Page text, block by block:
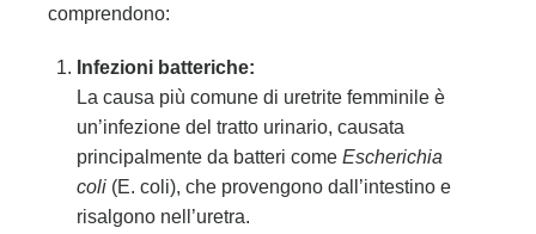
comprendono:
Infezioni batteriche:
La causa più comune di uretrite femminile è
un’infezione del tratto urinario, causata
principalmente da batteri come Escherichia
coli (E. coli), che provengono dall’intestino e
risalgono nell’uretra.